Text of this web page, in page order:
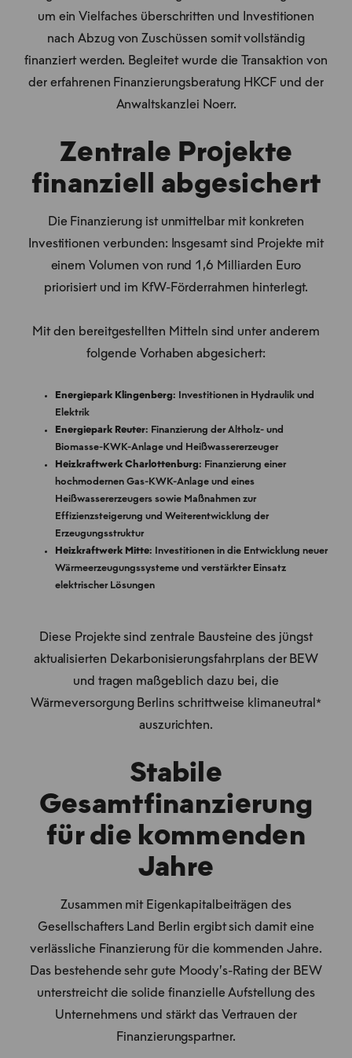
um ein Vielfaches überschritten und Investitionen
nach Abzug von Zuschüssen somit vollständig
finanziert werden. Begleitet wurde die Transaktion von
der erfahrenen Finanzierungsberatung HKCF und der
Anwaltskanzlei Noerr.
Zentrale Projekte
finanziell abgesichert
Die Finanzierung ist unmittelbar mit konkreten
Investitionen verbunden: Insgesamt sind Projekte mit
einem Volumen von rund 1,6 Milliarden Euro
priorisiert und im KfW-Förderrahmen hinterlegt.
Mit den bereitgestellten Mitteln sind unter anderem
folgende Vorhaben abgesichert:
Energiepark Klingenberg: Investitionen in Hydraulik und
Elektrik
Energiepark Reuter: Finanzierung der Altholz- und
Biomasse-KWK-Anlage und Heißwassererzeuger
Heizkraftwerk Charlottenburg: Finanzierung einer
hochmodernen Gas-KWK-Anlage und eines
Heißwassererzeugers sowie Maßnahmen zur
Effizienzsteigerung und Weiterentwicklung der
Erzeugungsstruktur
Heizkraftwerk Mitte: Investitionen in die Entwicklung neuer
Wärmeerzeugungssysteme und verstärkter Einsatz
elektrischer Lösungen
Diese Projekte sind zentrale Bausteine des jüngst
aktualisierten Dekarbonisierungsfahrplans der BEW
und tragen maßgeblich dazu bei, die
Wärmeversorgung Berlins schrittweise klimaneutral*
auszurichten.
Stabile
Gesamtfinanzierung
für die kommenden
Jahre
Zusammen mit Eigenkapitalbeiträgen des
Gesellschafters Land Berlin ergibt sich damit eine
verlässliche Finanzierung für die kommenden Jahre.
Das bestehende sehr gute Moody’s-Rating der BEW
unterstreicht die solide finanzielle Aufstellung des
Unternehmens und stärkt das Vertrauen der
Finanzierungspartner.